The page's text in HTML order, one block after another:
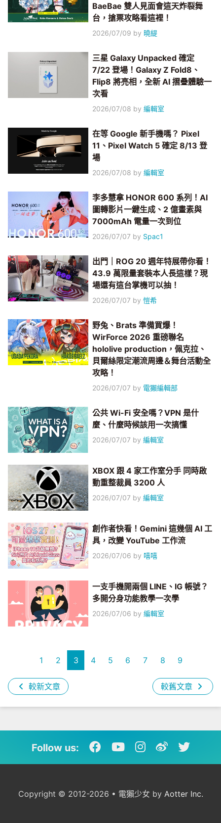
BaeBae 雙人見面會這天炸裂舞
台，搶票攻略看這裡！
2026/07/09 by 曉緹
三星 Galaxy Unpacked 確定
7/22 登場！Galaxy Z Fold8、
Flip8 將亮相，全新 AI 摺疊體驗一
次看
2026/07/08 by編輯室
在等 Google 新手機嗎？ Pixel
11、Pixel Watch 5 確定 8/13 登
場
2026/07/08 by編輯室
李多慧拿 HONOR 600 系列！AI
圖轉影片一鍵生成、2 億畫素與
7000mAh 電量一次到位
2026/07/07 by Spac1
出門｜ROG 20 週年特展帶你看！
43.9 萬限量套裝本人長這樣？現
場還有這台掌機可以抽！
2026/07/07 by愷希
野兔、Brats 準備買爆！
WirForce 2026 重磅聯名
hololive production，佩克拉、
貝爾絲限定潮流周邊＆舞台活動全
攻略！
2026/07/07 by 電獺編輯部
公共 Wi-Fi 安全嗎？VPN 是什
麼、什麼時候該用一次搞懂
2026/07/07 by編輯室
XBOX 跟 4 家工作室分手 同時啟
動重整裁員 3200 人
2026/07/07 by編輯室
創作者快看！Gemini 這幾個 AI 工
具，改變 YouTube 工作流
2026/07/06 by 嘻嘻
一支手機開兩個 LINE、IG 帳號？
多開分身功能教學一次學
2026/07/06 by編輯室
較新文章
1 2 3 4 5 6 7 8 9
較舊文章
Follow us:
Copyright © 2012-2026 • 電獺少女 by Aotter Inc.